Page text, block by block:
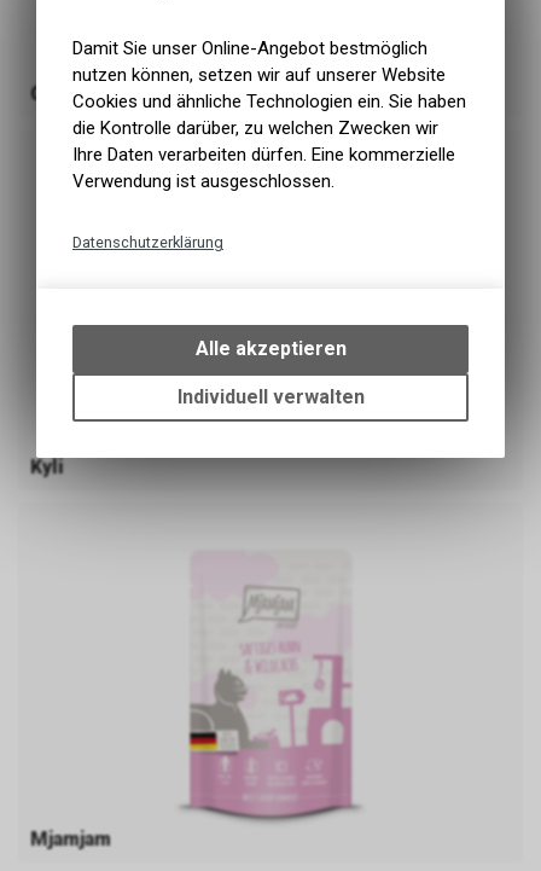
GRAU
Kyli
Mjamjam
Damit Sie unser Online-Angebot bestmöglich
nutzen können, setzen wir auf unserer Website
Cookies und ähnliche Technologien ein. Sie haben
die Kontrolle darüber, zu welchen Zwecken wir
Ihre Daten verarbeiten dürfen. Eine kommerzielle
Verwendung ist ausgeschlossen.
Datenschutzerklärung
bestimmte Interaktionen und
Einstellungen auf Ihrem Gerät,
um die grundlegenden
Funktionen unseres Online-
zulassen.
Alle akzeptieren
Individuell verwalten